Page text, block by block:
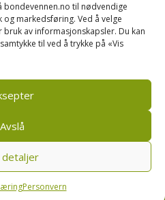
til nødvendige
markedsføring. Ved å velge
av informasjonskapsler. Du kan
til ved å trykke på «Vis
Avslå
detaljer
Personvern
sentrum, 4001 Stavanger
og cookies regler